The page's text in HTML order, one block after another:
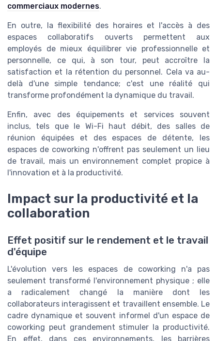
commerciaux modernes.
En outre, la flexibilité des horaires et l'accès à des
espaces collaboratifs ouverts permettent aux
employés de mieux équilibrer vie professionnelle et
personnelle, ce qui, à son tour, peut accroître la
satisfaction et la rétention du personnel. Cela va au-
delà d'une simple tendance; c'est une réalité qui
transforme profondément la dynamique du travail.
Enfin, avec des équipements et services souvent
inclus, tels que le Wi-Fi haut débit, des salles de
réunion équipées et des espaces de détente, les
espaces de coworking n'offrent pas seulement un lieu
de travail, mais un environnement complet propice à
l'innovation et à la productivité.
Impact sur la productivité et la
collaboration
Effet positif sur le rendement et le travail
d'équipe
L'évolution vers les espaces de coworking n'a pas
seulement transformé l'environnement physique ; elle
a radicalement changé la manière dont les
collaborateurs interagissent et travaillent ensemble. Le
cadre dynamique et souvent informel d'un espace de
coworking peut grandement stimuler la productivité.
En effet, dans ces environnements, les barrières